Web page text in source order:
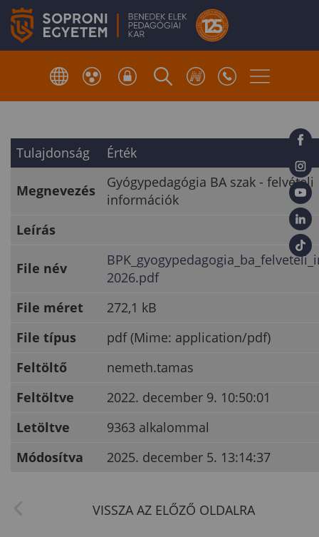
Tulajdonság Érték
Megnevezés
Gyógypedagógia BA szak - felvételi
információk
Leírás
File név
2026.pdf
File méret
272,1 kB
File típus
pdf (Mime: application/pdf)
Feltöltő
nemeth.tamas
Feltöltve
2022. december 9. 10:50:01
Letöltve
9363 alkalommal
Módosítva
2025. december 5. 13:14:37